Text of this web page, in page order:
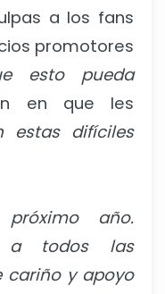
a los fans
promotores
esto pueda
en que les
estas difíciles
próximo año.
a todos las
cariño y apoyo